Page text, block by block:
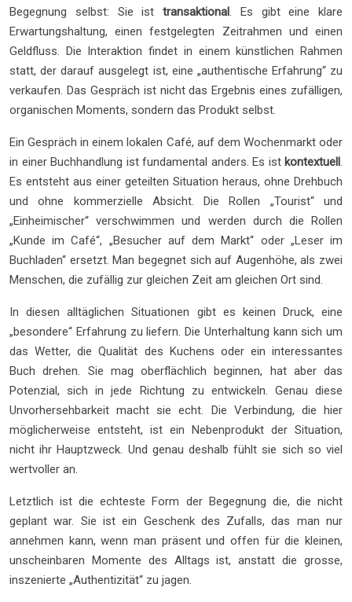
Begegnung selbst: Sie ist transaktional. Es gibt eine klare
Erwartungshaltung, einen festgelegten Zeitrahmen und einen
Geldfluss. Die Interaktion findet in einem künstlichen Rahmen
statt, der darauf ausgelegt ist, eine „authentische Erfahrung“ zu
verkaufen. Das Gespräch ist nicht das Ergebnis eines zufälligen,
organischen Moments, sondern das Produkt selbst.
Ein Gespräch in einem lokalen Café, auf dem Wochenmarkt oder
in einer Buchhandlung ist fundamental anders. Es ist kontextuell .
Es entsteht aus einer geteilten Situation heraus, ohne Drehbuch
und ohne kommerzielle Absicht. Die Rollen „Tourist“ und
„Einheimischer“ verschwimmen und werden durch die Rollen
„Kunde im Café“, „Besucher auf dem Markt“ oder „Leser im
Buchladen“ ersetzt. Man begegnet sich auf Augenhöhe, als zwei
Menschen, die zufällig zur gleichen Zeit am gleichen Ort sind.
In diesen alltäglichen Situationen gibt es keinen Druck, eine
„besondere“ Erfahrung zu liefern. Die Unterhaltung kann sich um
das Wetter, die Qualität des Kuchens oder ein interessantes
Buch drehen. Sie mag oberflächlich beginnen, hat aber das
Potenzial, sich in jede Richtung zu entwickeln. Genau diese
Unvorhersehbarkeit macht sie echt. Die Verbindung, die hier
möglicherweise entsteht, ist ein Nebenprodukt der Situation,
nicht ihr Hauptzweck. Und genau deshalb fühlt sie sich so viel
wertvoller an.
Letztlich ist die echteste Form der Begegnung die, die nicht
geplant war. Sie ist ein Geschenk des Zufalls, das man nur
annehmen kann, wenn man präsent und offen für die kleinen,
unscheinbaren Momente des Alltags ist, anstatt die grosse,
inszenierte „Authentizität“ zu jagen.